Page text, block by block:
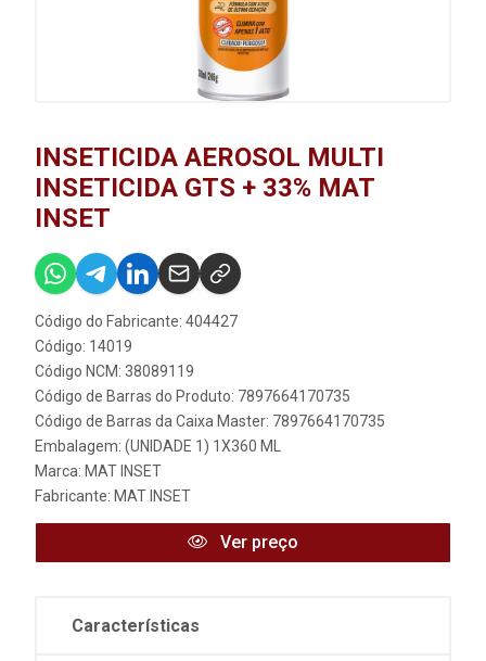
INSETICIDA AEROSOL MULTI
INSETICIDA GTS + 33% MAT
INSET
Código do Fabricante: 404427
Código: 14019
Código NCM: 38089119
Código de Barras do Produto: 7897664170735
Código de Barras da Caixa Master: 7897664170735
Embalagem: (UNIDADE 1) 1X360 ML
Marca: MAT INSET
Fabricante: MAT INSET
Ver preço
Características